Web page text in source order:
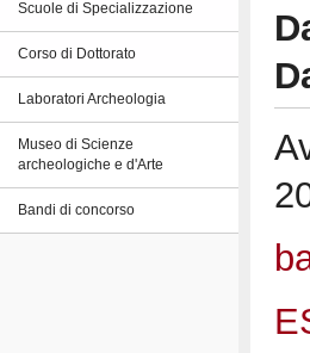
Scuole di Specializzazione
Corso di Dottorato
Laboratori Archeologia
Museo di Scienze
archeologiche e d'Arte
Bandi di concorso